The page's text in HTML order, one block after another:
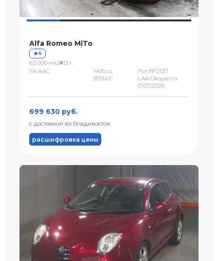
Alfa Romeo MiTo
4
63 000 км2013 г.
FA AAC
1400 сс
955142
Лот №2127
LAA Okayama
17.07.2026
699 630 руб.
с доставкой во Владивосток
расшифровка цены